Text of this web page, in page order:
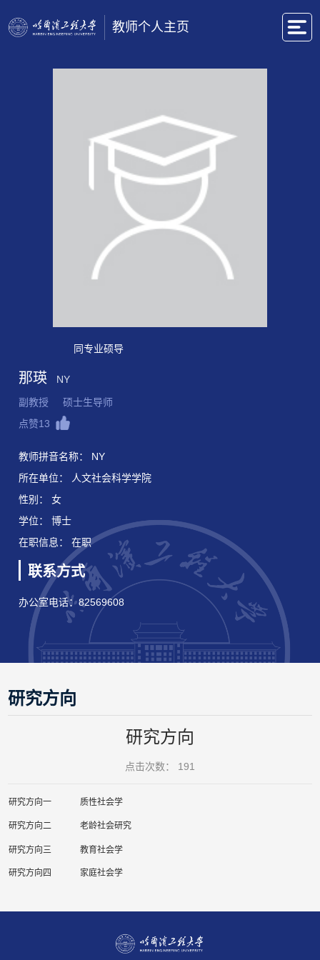
教师个人主页
同专业硕导
那瑛
NY
副教授 硕士生导师
点赞13
教师拼音名称： NY
所在单位： 人文社会科学学院
性别： 女
学位： 博士
在职信息： 在职
联系方式
办公室电话：82569608
研究方向
研究方向
点击次数： 191
研究方向一 质性社会学
研究方向二 老龄社会研究
研究方向三 教育社会学
研究方向四 家庭社会学